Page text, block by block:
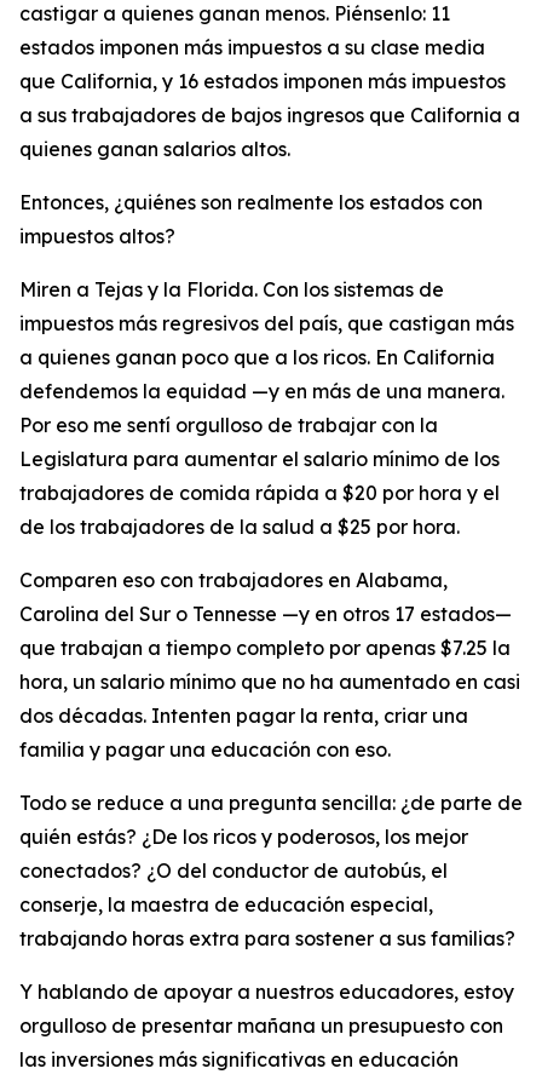
castigar a quienes ganan menos. Piénsenlo: 11
estados imponen más impuestos a su clase media
que California, y 16 estados imponen más impuestos
a sus trabajadores de bajos ingresos que California a
quienes ganan salarios altos.
Entonces, ¿quiénes son realmente los estados con
impuestos altos?
Miren a Tejas y la Florida. Con los sistemas de
impuestos más regresivos del país, que castigan más
a quienes ganan poco que a los ricos. En California
defendemos la equidad —y en más de una manera.
Por eso me sentí orgulloso de trabajar con la
Legislatura para aumentar el salario mínimo de los
trabajadores de comida rápida a $20 por hora y el
de los trabajadores de la salud a $25 por hora.
Comparen eso con trabajadores en Alabama,
Carolina del Sur o Tennesse —y en otros 17 estados—
que trabajan a tiempo completo por apenas $7.25 la
hora, un salario mínimo que no ha aumentado en casi
dos décadas. Intenten pagar la renta, criar una
familia y pagar una educación con eso.
Todo se reduce a una pregunta sencilla: ¿de parte de
quién estás? ¿De los ricos y poderosos, los mejor
conectados? ¿O del conductor de autobús, el
conserje, la maestra de educación especial,
trabajando horas extra para sostener a sus familias?
Y hablando de apoyar a nuestros educadores, estoy
orgulloso de presentar mañana un presupuesto con
las inversiones más significativas en educación